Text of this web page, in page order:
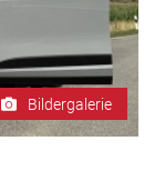
Bildergalerie